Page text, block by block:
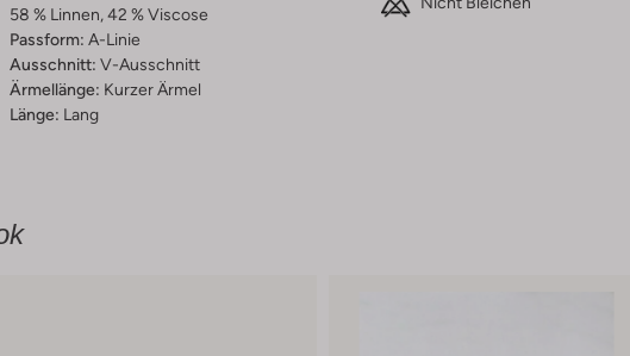
58 % Linnen, 42 % Viscose
Passform: A-Linie
Ausschnitt: V-Ausschnitt
Ärmellänge: Kurzer Ärmel
Länge: Lang